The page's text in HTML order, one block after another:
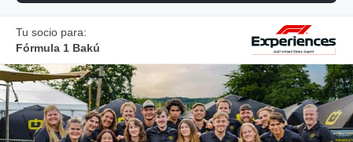
Tu socio para:
Fórmula 1 Bakú